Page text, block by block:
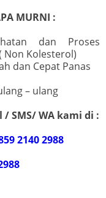
MURNI :
dan Proses
Non Kolesterol)
dan Cepat Panas
– ulang
SMS/ WA kami di :
2140 2988